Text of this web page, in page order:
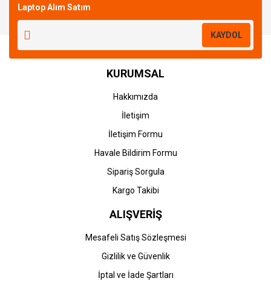
Laptop Alım Satım
KAYDOL
KURUMSAL
Hakkımızda
İletişim
İletişim Formu
Havale Bildirim Formu
Sipariş Sorgula
Kargo Takibi
ALIŞVERİŞ
Mesafeli Satış Sözleşmesi
Gizlilik ve Güvenlik
İptal ve İade Şartları